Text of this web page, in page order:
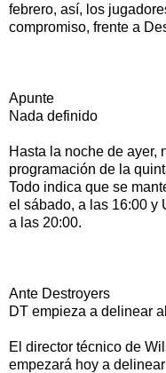
febrero, así, los
compromiso, frente a
Apunte
Nada definido
Hasta la noche de ayer,
programación de la
Todo indica que se
el sábado, a las 16:00 y
a las 20:00.
Ante Destroyers
DT empieza a delinear
El director técnico de
empezará hoy a